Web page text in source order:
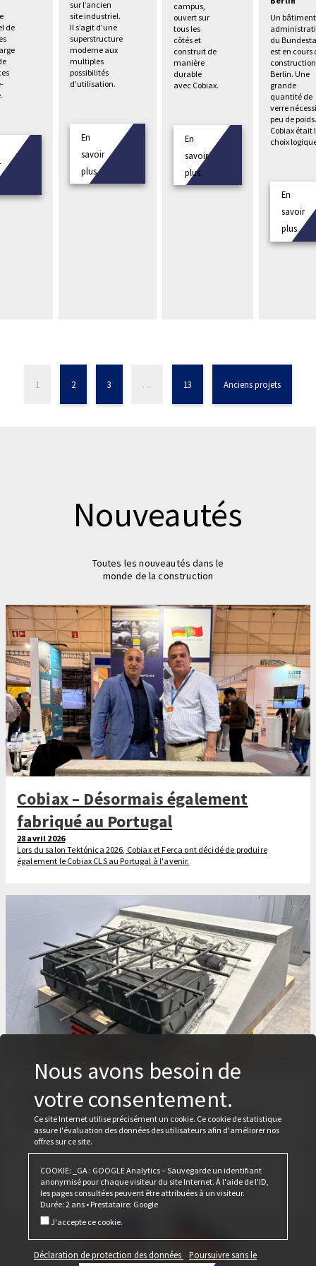
de
sur l’ancien
site industriel.
Il s’agit d’une
superstructure
moderne aux
multiples
possibilités
d’utilisation.
En
savoir
plus.
campus,
ouvert sur
tous les
côtés et
construit de
manière
durable
avec Cobiax.
En
savoir
plus.
Un bâtiment
du
est en cours
Berlin. Une
grande
quantité de
verre
peu de
Cobiax était
choix
En
savoir
plus.
1 2 3 … 13 Anciens projets
Nouveautés
Toutes les nouveautés dans le
monde de la construction
Cobiax – Désormais également
fabriqué au Portugal
28 avril 2026
Lors du salon Tektónica 2026, Cobiax et Ferca ont décidé de produire
également le Cobiax CLS au Portugal à l'avenir.
C’était le salon Bau 2025
24 février 2025
Cobiax met une nouvelle fois l'accent sur sa gamme de produits CLS.
Nous avons besoin de
votre consentement.
Ce site Internet utilise précisément un cookie. Ce cookie de statistique
assure l'évaluation des données des utilisateurs afin d'améliorer nos
offres sur ce site.
COOKIE: _GA : GOOGLE Analytics – Sauvegarde un identifiant
anonymisé pour chaque visiteur du site Internet. À l'aide de l'ID,
les pages consultées peuvent être attribuées à un visiteur.
Durée: 2 ans • Prestataire: Google
J'accepte ce cookie.
Déclaration de protection des données
Poursuivre sans le